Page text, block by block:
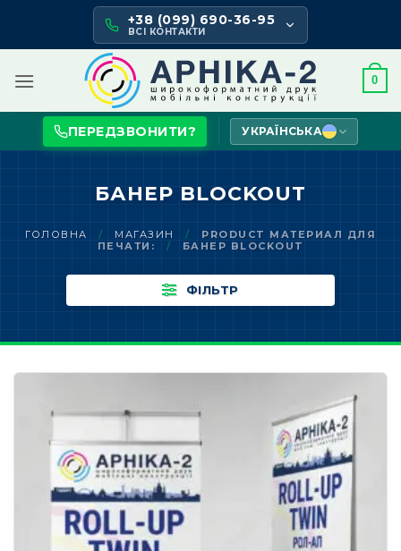
content
+38 (099) 690-36-95
ВСІ КОНТАКТИ
0
ПЕРЕДЗВОНИТИ? УКРАЇНСЬКА
БАНЕР BLOCKOUT
ГОЛОВНА / МАГАЗИН /
PRODUCT МАТЕРИАЛ ДЛЯ
ПЕЧАТИ:
/ БАНЕР BLOCKOUT
ФІЛЬТР